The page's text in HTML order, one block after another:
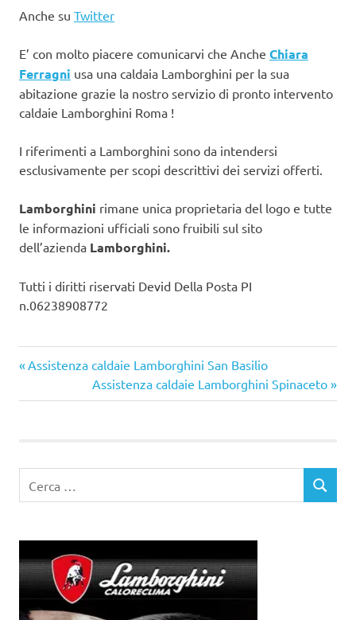
Anche su Twitter
E’ con molto piacere comunicarvi che Anche Chiara
Ferragni usa una caldaia Lamborghini per la sua
abitazione grazie la nostro servizio di pronto intervento
caldaie Lamborghini Roma !
I riferimenti a Lamborghini sono da intendersi
esclusivamente per scopi descrittivi dei servizi offerti.
Lamborghini rimane unica proprietaria del logo e tutte
le informazioni ufficiali sono fruibili sul sito
dell’azienda Lamborghini.
Tutti i diritti riservati Devid Della Posta PI
n.06238908772
Navigazione
articoli
Articolo
precedente:
Assistenza caldaie Lamborghini San Basilio
Articolo
successivo:
Assistenza caldaie Lamborghini Spinaceto
per:
CERCA